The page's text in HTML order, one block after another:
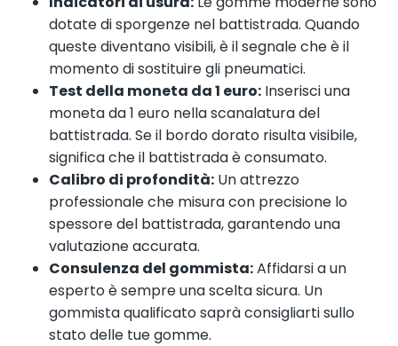
dotate di sporgenze nel battistrada. Quando
queste diventano visibili, è il segnale che è il
momento di sostituire gli pneumatici.
Test della moneta da 1 euro: Inserisci una
moneta da 1 euro nella scanalatura del
battistrada. Se il bordo dorato risulta visibile,
significa che il battistrada è consumato.
Calibro di profondità: Un attrezzo
professionale che misura con precisione lo
spessore del battistrada, garantendo una
valutazione accurata.
Consulenza del gommista:Affidarsi a un
esperto è sempre una scelta sicura. Un
gommista qualificato saprà consigliarti sullo
stato delle tue gomme.